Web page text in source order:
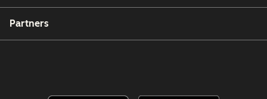
Partners